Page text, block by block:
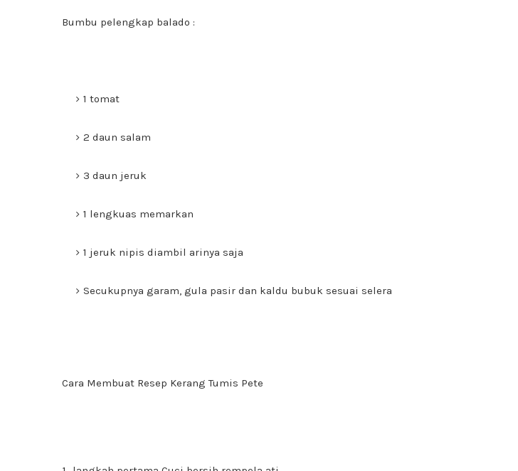
Bumbu pelengkap balado :
1 tomat
2 daun salam
3 daun jeruk
1 lengkuas memarkan
1 jeruk nipis diambil arinya saja
Secukupnya garam, gula pasir dan kaldu bubuk sesuai selera
Cara Membuat Resep Kerang Tumis Pete